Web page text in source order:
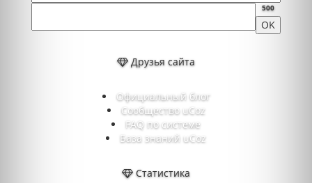
500
Друзья сайта
Официальный блог
Сообщество uCoz
FAQ по системе
База знаний uCoz
Статистика